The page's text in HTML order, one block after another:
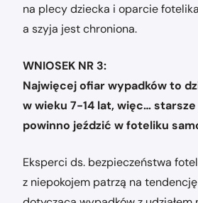
na plecy dziecka i oparcie
a szyja jest chroniona.
WNIOSEK NR 3:
Najwięcej ofiar wypadków to
w wieku 7-14 lat, więc…
powinno jeździć w foteliku
Eksperci ds. bezpieczeństwa
z niepokojem patrzą na